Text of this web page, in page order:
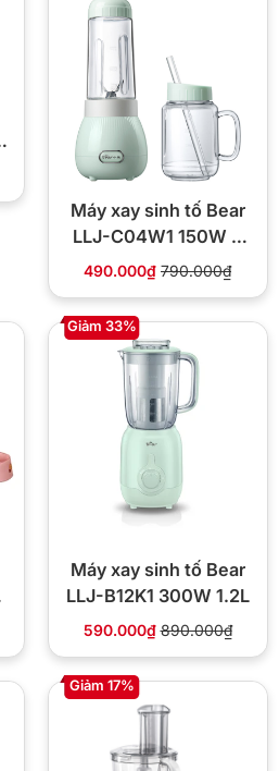
Máy xay sinh tố Bear
LLJ-C04W1 150W 2
cối
490.000₫ 790.000₫
Giảm 33%
Máy xay sinh tố Bear
LLJ-B12K1 300W 1.2L
590.000₫ 890.000₫
Giảm 17%